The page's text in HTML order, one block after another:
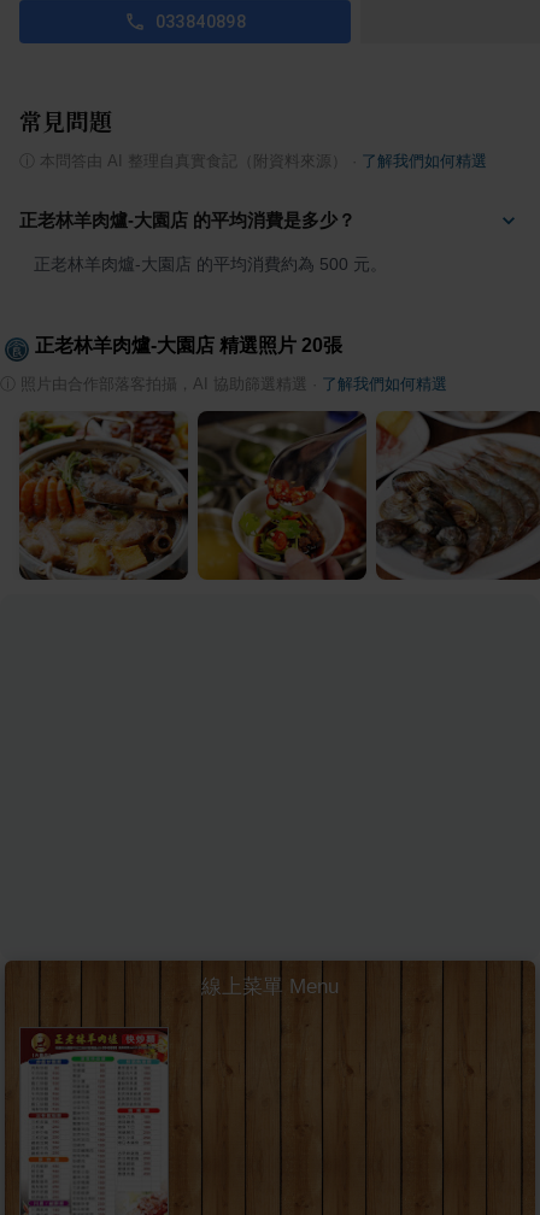
033840898
常見問題
本問答由 AI 整理自真實食記（附資料來源） 了解我們如何精選
正老林羊肉爐-大園店 的平均消費是多少？
正老林羊肉爐-大園店 的平均消費約為 500 元。
正老林羊肉爐-大園店 精選照片 20張
照片由合作部落客拍攝，AI 協助篩選精選 了解我們如何精選
線上菜單 Menu